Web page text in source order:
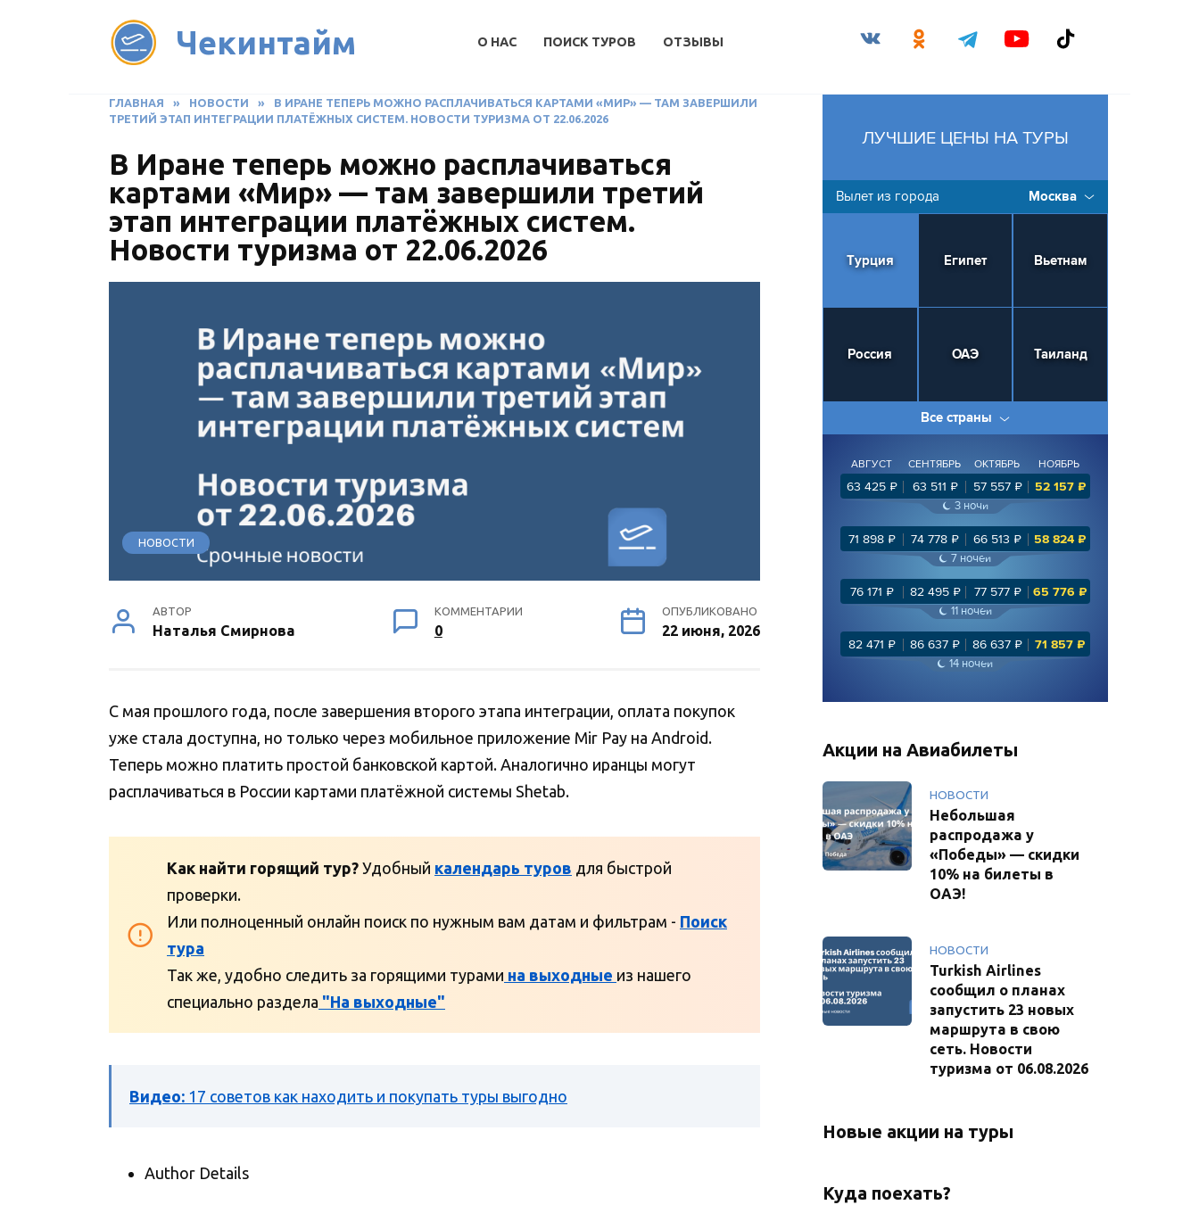
Чекинтайм О НАС ПОИСК ТУРОВ ОТЗЫВЫ
ГЛАВНАЯ » НОВОСТИ »
В ИРАНЕ ТЕПЕРЬ МОЖНО РАСПЛАЧИВАТЬСЯ КАРТАМИ «МИР» — ТАМ ЗАВЕРШИЛИ
ТРЕТИЙ ЭТАП ИНТЕГРАЦИИ ПЛАТЁЖНЫХ СИСТЕМ. НОВОСТИ ТУРИЗМА ОТ 22.06.2026
В Иране теперь можно расплачиваться
картами «Мир» — там завершили третий
этап интеграции платёжных систем.
Новости туризма от 22.06.2026
НОВОСТИ
АВТОР
Наталья Смирнова
КОММЕНТАРИИ
0
ОПУБЛИКОВАНО
22 июня, 2026
С мая прошлого года, после завершения второго этапа интеграции, оплата покупок
уже стала доступна, но только через мобильное приложение Mir Pay на Android.
Теперь можно платить простой банковской картой. Аналогично иранцы могут
расплачиваться в России картами платёжной системы Shetab.
Как найти горящий тур? Удобный календарь туров для быстрой
проверки.
Или полноценный онлайн поиск по нужным вам датам и фильтрам - Поиск
тура
Так же, удобно следить за горящими турами на выходные из нашего
специально раздела "На выходные"
Видео: 17 советов как находить и покупать туры выгодно
Author Details
ЛУЧШИЕ ЦЕНЫ НА ТУРЫ
Вылет из города Москва
Турция Египет Вьетнам
Россия ОАЭ Таиланд
Все страны
АВГУСТ СЕНТЯБРЬ ОКТЯБРЬ НОЯБРЬ
63 425 ₽ 63 511 ₽ 57 557₽ 52 157₽
3 ночи
71 898 ₽ 74 778 ₽ 66 513 ₽ 58 824 ₽
7 ночей
76 171 ₽ 82 495₽ 77 577₽ 65 776 ₽
11 ночей
82 471 ₽ 86 637 ₽ 86 637 ₽ 71 857 ₽
14 ночей
Акции на Авиабилеты
НОВОСТИ
Небольшая
распродажа у
«Победы» — скидки
10% на билеты в
ОАЭ!
НОВОСТИ
Turkish Airlines
сообщил о планах
запустить 23 новых
маршрута в свою
сеть. Новости
туризма от 06.08.2026
Новые акции на туры
Куда поехать?